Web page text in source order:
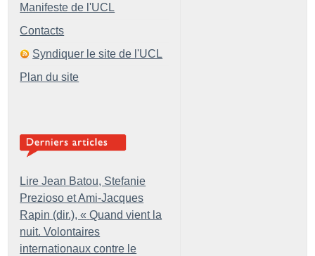
Manifeste de l'UCL
Contacts
Syndiquer le site de l'UCL
Plan du site
Lire Jean Batou, Stefanie
Prezioso et Ami-Jacques
Rapin (dir.), « Quand vient la
nuit. Volontaires
internationaux contre le